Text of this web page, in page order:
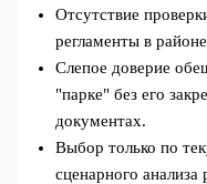
Отсутствие
регламенты в
Слепое доверие
"парке" без его
документах.
Выбор только по
сценарного